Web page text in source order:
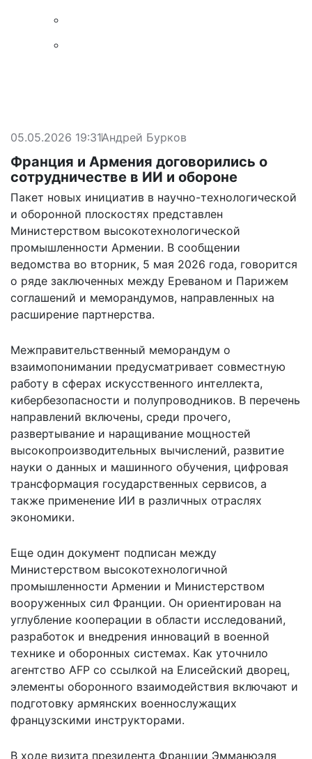
05.05.2026 19:31Андрей Бурков
Франция и Армения договорились о
сотрудничестве в ИИ и обороне
Пакет новых инициатив в научно-технологической
и оборонной плоскостях представлен
Министерством высокотехнологической
промышленности Армении. В сообщении
ведомства во вторник, 5 мая 2026 года, говорится
о ряде заключенных между Ереваном и Парижем
соглашений и меморандумов, направленных на
расширение партнерства.
Межправительственный меморандум о
взаимопонимании предусматривает совместную
работу в сферах искусственного интеллекта,
кибербезопасности и полупроводников. В перечень
направлений включены, среди прочего,
развертывание и наращивание мощностей
высокопроизводительных вычислений, развитие
науки о данных и машинного обучения, цифровая
трансформация государственных сервисов, а
также применение ИИ в различных отраслях
экономики.
Еще один документ подписан между
Министерством высокотехнологичной
промышленности Армении и Министерством
вооруженных сил Франции. Он ориентирован на
углубление кооперации в области исследований,
разработок и внедрения инноваций в военной
технике и оборонных системах. Как уточнило
агентство AFP со ссылкой на Елисейский дворец,
элементы оборонного взаимодействия включают и
подготовку армянских военнослужащих
французскими инструкторами.
В ходе визита президента Франции Эмманюэля